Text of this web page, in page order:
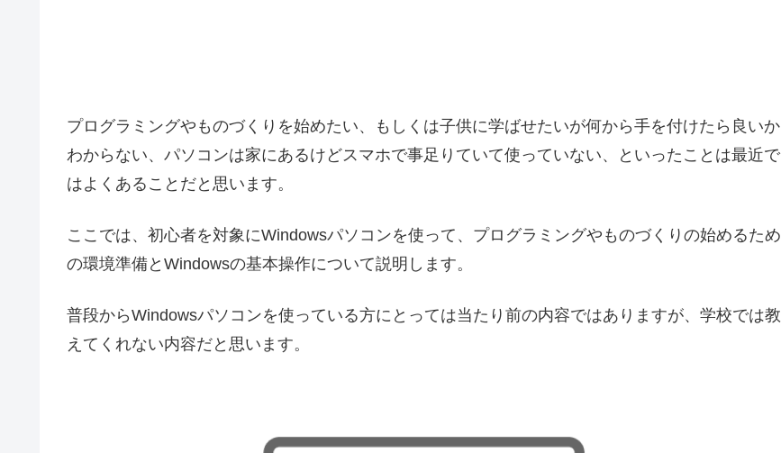
プログラミングやものづくりを始めたい、もしくは子供に学ばせたいが何から手を付けたら良いか
わからない、パソコンは家にあるけどスマホで事足りていて使っていない、といったことは最近で
はよくあることだと思います。
ここでは、初心者を対象にWindowsパソコンを使って、プログラミングやものづくりの始めるため
の環境準備とWindowsの基本操作について説明します。
普段からWindowsパソコンを使っている方にとっては当たり前の内容ではありますが、学校では教
えてくれない内容だと思います。